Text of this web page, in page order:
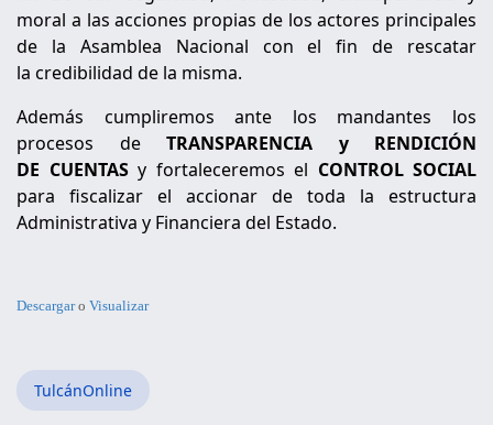
moral a las acciones propias de los actores principales
de la Asamblea Nacional con el fin de rescatar
la credibilidad de la misma.
Además cumpliremos ante los mandantes los
procesos de TRANSPARENCIA y RENDICIÓN
DE CUENTASy fortaleceremos el CONTROL SOCIAL
para fiscalizar el accionar de toda la estructura
Administrativa y Financiera del Estado.
Descargaro Visualizar
TulcánOnline